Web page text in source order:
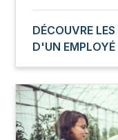
DÉCOUVRE
D'UN EMPLOYÉ
Image